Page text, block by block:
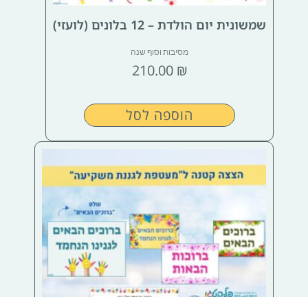
שמשונית יום הולדת – 12 בלונים (לועזי)
מסיבות וסוף שנה
210.00 ₪
הוספה לסל